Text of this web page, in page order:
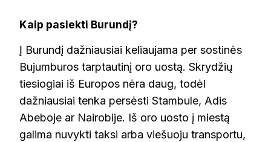
Kaip pasiekti Burundį?
Į Burundį dažniausiai keliaujama per sostinės
Bujumburos tarptautinį oro uostą. Skrydžių
tiesiogiai iš Europos nėra daug, todėl
dažniausiai tenka persėsti Stambule, Adis
Abeboje ar Nairobije. Iš oro uosto į miestą
galima nuvykti taksi arba viešuoju transportu,